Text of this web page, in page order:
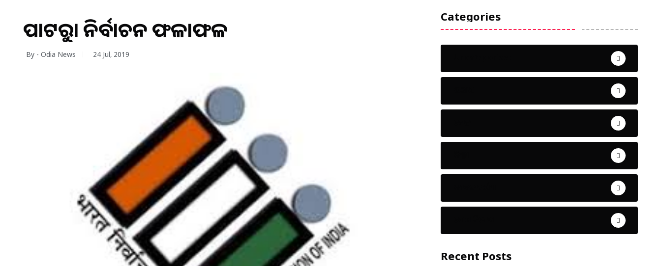
ପାଟକୁରା ନିର୍ବାଚନ ଫଳାଫଳ
By - Odia News 24 Jul, 2019
Categories
Recent Posts